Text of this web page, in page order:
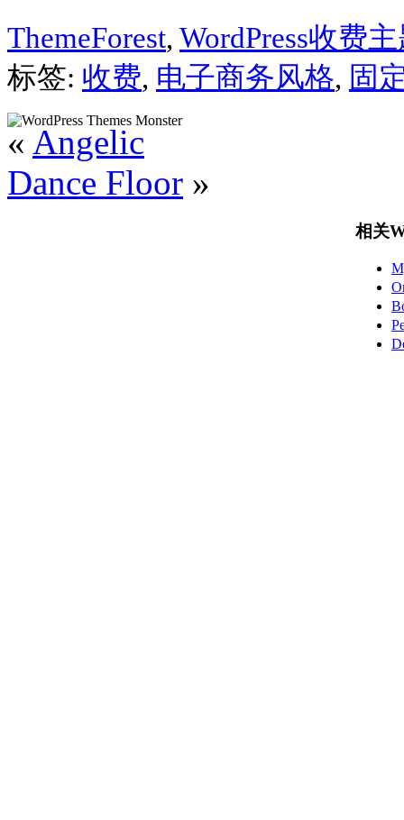
ThemeForest, WordPress收费
标签: 收费, 电子商务风格, 固
« Angelic
Dance Floor »
相关